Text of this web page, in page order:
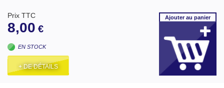
Prix TTC
8,00 €
EN STOCK
+ DE DÉTAILS
Ajouterau panier